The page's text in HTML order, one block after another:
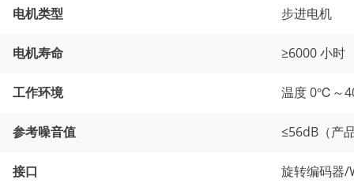
电机类型 步进电机
电机寿命 ≥6000 小时
工作环境 温度 0℃～
参考噪音值 ≤56dB（产
接口 旋转编码器/